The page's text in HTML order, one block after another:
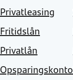
Privatleasing
Fritidslån
Privatlån
Opsparingskonto